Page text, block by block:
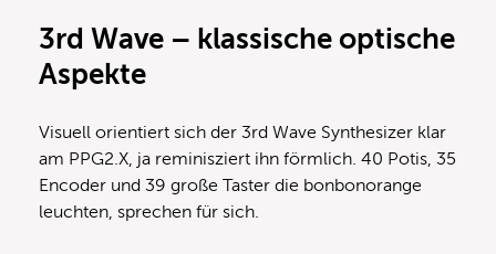
3rd Wave – klassische optische
Aspekte
Visuell orientiert sich der 3rd Wave Synthesizer klar
am PPG2.X, ja reminisziert ihn förmlich. 40 Potis, 35
Encoder und 39 große Taster die bonbonorange
leuchten, sprechen für sich.